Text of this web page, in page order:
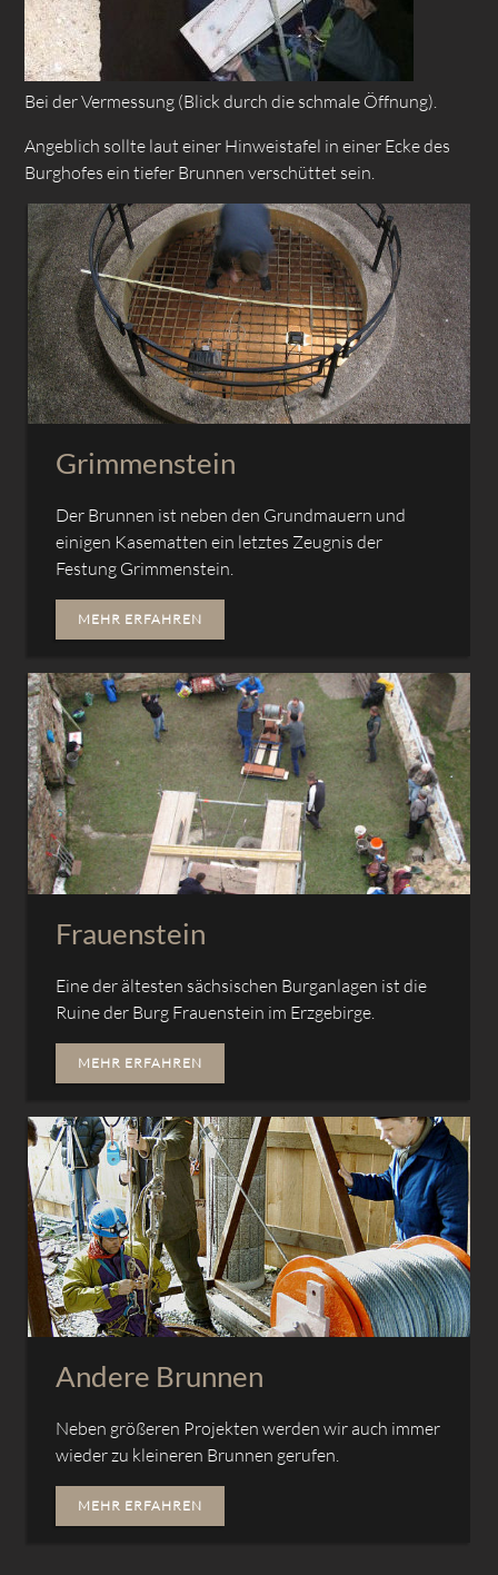
Bei der Vermessung (Blick durch die schmale Öffnung).
Angeblich sollte laut einer Hinweistafel in einer Ecke des
Burghofes ein tiefer Brunnen verschüttet sein.
Grimmenstein
Der Brunnen ist neben den Grundmauern und
einigen Kasematten ein letztes Zeugnis der
Festung Grimmenstein.
MEHR ERFAHREN
Frauenstein
Eine der ältesten sächsischen Burganlagen ist die
Ruine der Burg Frauenstein im Erzgebirge.
MEHR ERFAHREN
Andere Brunnen
Neben größeren Projekten werden wir auch immer
wieder zu kleineren Brunnen gerufen.
MEHR ERFAHREN